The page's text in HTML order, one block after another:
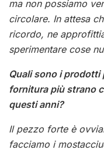
ma non possiamo
circolare. In attesa
ricordo, ne
sperimentare cose
Quali sono i prodotti
fornitura più strano
questi anni?
Il pezzo forte è
facciamo i